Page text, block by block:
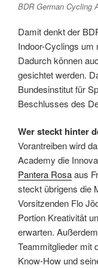
BDR German Cycling
Damit denkt der
Indoor-Cyclings um
Dadurch können
gesichtet werden.
Bundesinstitut für
Beschlusses des
Wer steckt hinter
Vorantreiben wird
Academy die
Pantera Rosaaus
steckt übrigens die
Vorsitzenden Flo
Portion Kreativität
erwarten.
Teammitglieder mit
Know-How und